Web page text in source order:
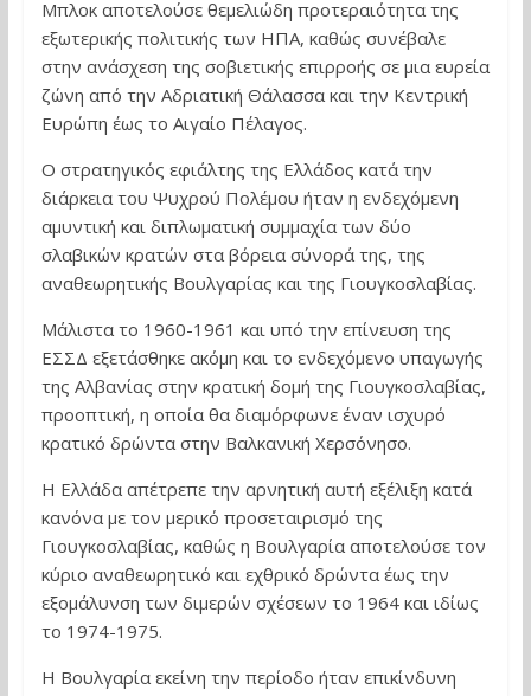
Μπλοκ αποτελούσε θεμελιώδη προτεραιότητα της
εξωτερικής πολιτικής των ΗΠΑ, καθώς συνέβαλε
στην ανάσχεση της σοβιετικής επιρροής σε μια ευρεία
ζώνη από την Αδριατική Θάλασσα και την Κεντρική
Ευρώπη έως το Αιγαίο Πέλαγος.
Ο στρατηγικός εφιάλτης της Ελλάδος κατά την
διάρκεια του Ψυχρού Πολέμου ήταν η ενδεχόμενη
αμυντική και διπλωματική συμμαχία των δύο
σλαβικών κρατών στα βόρεια σύνορά της, της
αναθεωρητικής Βουλγαρίας και της Γιουγκοσλαβίας.
Μάλιστα το 1960-1961 και υπό την επίνευση της
ΕΣΣΔ εξετάσθηκε ακόμη και το ενδεχόμενο υπαγωγής
της Αλβανίας στην κρατική δομή της Γιουγκοσλαβίας,
προοπτική, η οποία θα διαμόρφωνε έναν ισχυρό
κρατικό δρώντα στην Βαλκανική Χερσόνησο.
Η Ελλάδα απέτρεπε την αρνητική αυτή εξέλιξη κατά
κανόνα με τον μερικό προσεταιρισμό της
Γιουγκοσλαβίας, καθώς η Βουλγαρία αποτελούσε τον
κύριο αναθεωρητικό και εχθρικό δρώντα έως την
εξομάλυνση των διμερών σχέσεων το 1964 και ιδίως
το 1974-1975.
Η Βουλγαρία εκείνη την περίοδο ήταν επικίνδυνη